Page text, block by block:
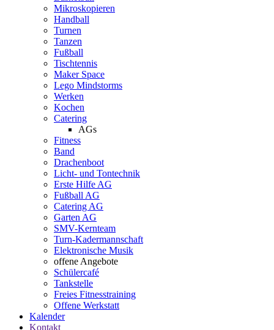
Mikroskopieren
Handball
Turnen
Tanzen
Fußball
Tischtennis
Maker Space
Lego Mindstorms
Werken
Kochen
Catering
AGs
Fitness
Band
Drachenboot
Licht- und Tontechnik
Erste Hilfe AG
Fußball AG
Catering AG
Garten AG
SMV-Kernteam
Turn-Kadermannschaft
Elektronische Musik
offene Angebote
Schülercafé
Tankstelle
Freies Fitnesstraining
Offene Werkstatt
Kalender
Kontakt